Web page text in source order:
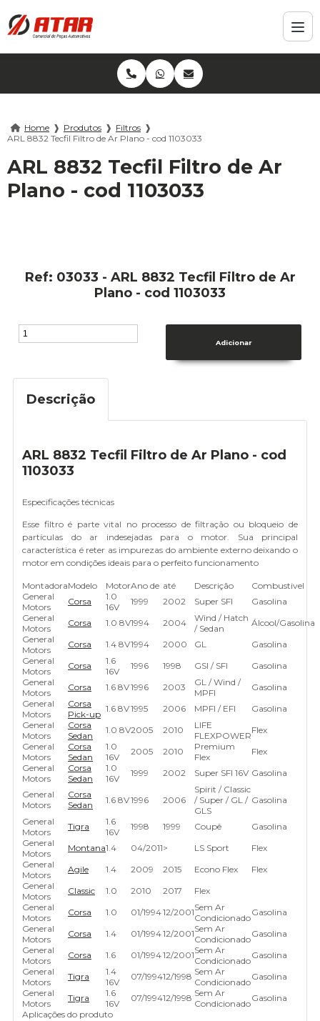
Home ❱ Produtos ❱ Filtros ❱
ARL 8832 Tecfil Filtro de Ar Plano - cod 1103033
ARL 8832 Tecfil Filtro de Ar
Plano - cod 1103033
Ref: 03033 - ARL 8832 Tecfil Filtro de Ar
Plano - cod 1103033
Descrição
ARL 8832 Tecfil Filtro de Ar Plano - cod
1103033
Especificações técnicas
Esse filtro é parte vital no processo de filtração ou bloqueio de
partículas do ar indesejadas para o motor. Sua principal
característica é reter as impurezas do ambiente externo deixando o
motor em condições ideais para o perfeito funcionamento
MontadoraModelo MotorAno de até Descrição
Combustivel
General
Motors
Corsa
1.0
16V
1999 2002 Super SFI
Gasolina
General
Motors
Corsa 1.0 8V1994 2004
Wind / Hatch
/ Sedan
Álcool/Gasolina
General
Motors
Corsa 1.4 8V1994 2000 GL
Gasolina
General
Motors
Corsa
1.6
16V
1996 1998 GSI / SFI
Gasolina
General
Motors
Corsa 1.6 8V1996 2003
GL / Wind /
MPFI
Gasolina
General
Motors
Corsa
Pick-up
1.6 8V1995 2006 MPFI / EFI
Gasolina
General
Motors
Corsa
Sedan
1.0 8V2005 2010
LIFE
FLEXPOWER
Flex
General
Motors
Corsa
Sedan
1.0
16V
2005 2010
Premium
Flex
Flex
General
Motors
Corsa
Sedan
1.0
16V
1999 2002 Super SFI 16V Gasolina
General
Motors
Corsa
Sedan
1.6 8V1996 2006
Spirit / Classic
/ Super / GL /
GLS
Gasolina
General
Motors
Tigra
1.6
16V
1998 1999 Coupê
Gasolina
General
Motors
Montana1.4 04/2011> LS Sport
Flex
General
Motors
Agile 1.4 2009 2015 Econo Flex
Flex
General
Motors
Classic 1.0 2010 2017
Flex
General
Motors
Corsa 1.0 01/199412/2001Sem Ar
Condicionado
Gasolina
General
Motors
Corsa 1.4 01/199412/2001Sem Ar
Condicionado
Gasolina
General
Motors
Corsa 1.6 01/199412/2001Sem Ar
Condicionado
Gasolina
General
Motors
Tigra
1.4
16V
07/199412/1998 Sem Ar
Condicionado
Gasolina
General
Motors
Tigra
1.6
16V
07/199412/1998 Sem Ar
Condicionado
Gasolina
Aplicações do produto